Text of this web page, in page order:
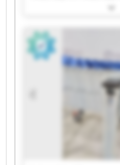
Telkes Gép Kft Telkes Gép
Telkes Gép Kft Telkes
Telkes Gép Kft Telkes Gép
Telkes Gép Kft Telkes Gép